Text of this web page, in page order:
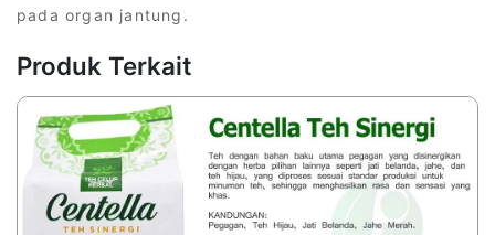
pada organ jantung.
Produk Terkait